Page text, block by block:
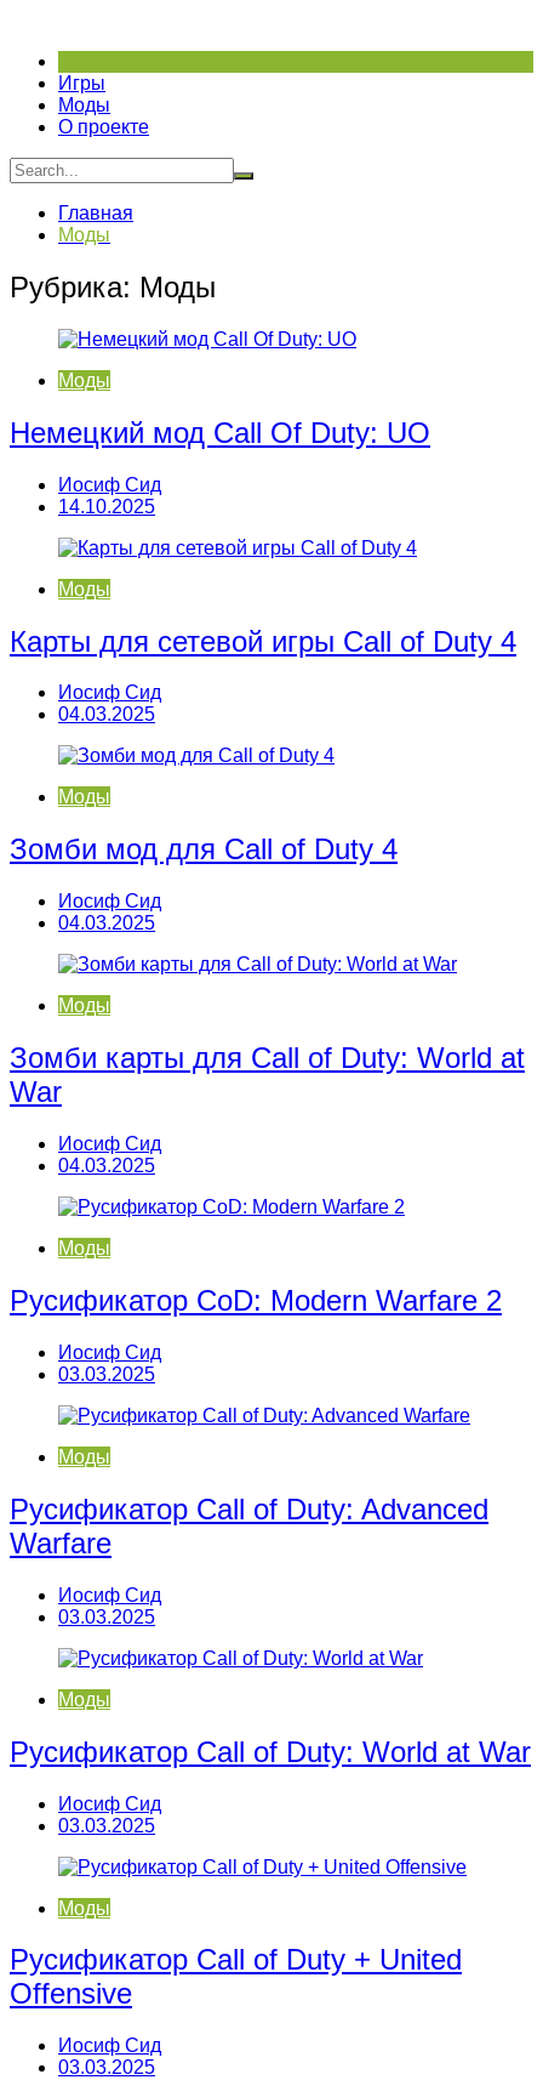
содержимому
Игры
Моды
О проекте
Главная
Моды
Рубрика: Моды
Моды
Немецкий мод Call Of Duty: UO
Иосиф Сид
14.10.2025
Моды
Карты для сетевой игры Call of Duty 4
Иосиф Сид
04.03.2025
Моды
Зомби мод для Call of Duty 4
Иосиф Сид
04.03.2025
Моды
Зомби карты для Call of Duty: World at
War
Иосиф Сид
04.03.2025
Моды
Русификатор CoD: Modern Warfare 2
Иосиф Сид
03.03.2025
Моды
Русификатор Call of Duty: Advanced
Warfare
Иосиф Сид
03.03.2025
Моды
Русификатор Call of Duty: World at War
Иосиф Сид
03.03.2025
Моды
Русификатор Call of Duty + United
Offensive
Иосиф Сид
03.03.2025